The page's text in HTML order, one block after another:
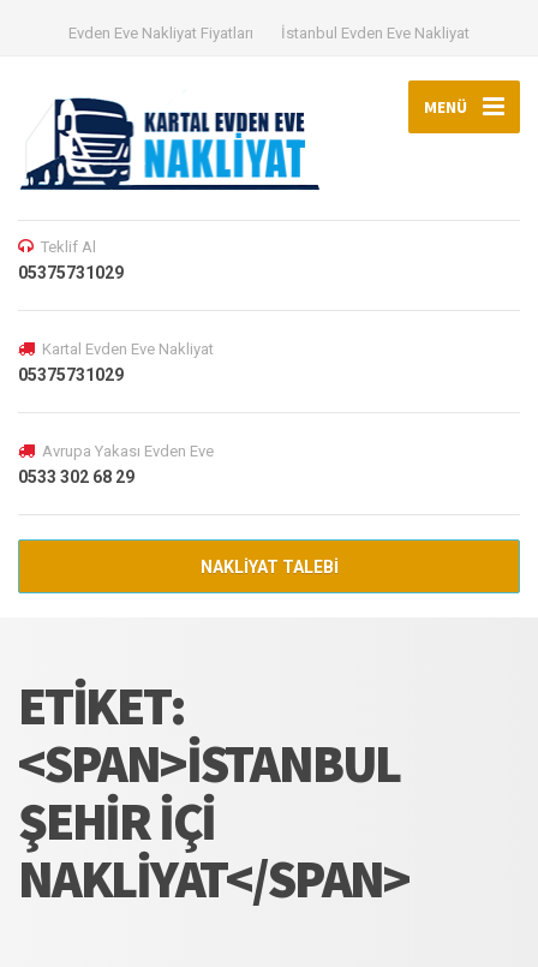
Evden Eve Nakliyat Fiyatları İstanbul Evden Eve Nakliyat
MENÜ
Teklif Al
05375731029
Kartal Evden Eve Nakliyat
05375731029
Avrupa Yakası Evden Eve
0533 302 68 29
NAKLİYAT TALEBİ
ETIKET:
<SPAN>ISTANBUL
ŞEHIR IÇI
NAKLIYAT</SPAN>